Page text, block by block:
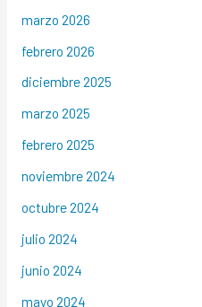
marzo 2026
febrero 2026
diciembre 2025
marzo 2025
febrero 2025
noviembre 2024
octubre 2024
julio 2024
junio 2024
mayo 2024